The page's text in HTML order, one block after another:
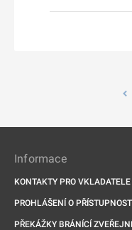
Informace
KONTAKTY PRO
PROHLÁŠENÍ O
PŘEKÁŽKY BRÁNÍCÍ